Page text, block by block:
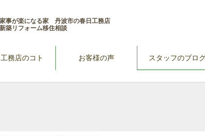
家事が楽になる家 丹波市の春日工務店
新築リフォーム移住相談
務店のコト お客様の声 スタッフのブロ